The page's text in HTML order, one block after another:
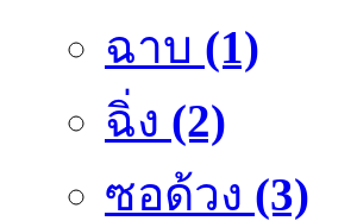
ฉาบ (1)
ฉิ่ง (2)
ซอด้วง (3)